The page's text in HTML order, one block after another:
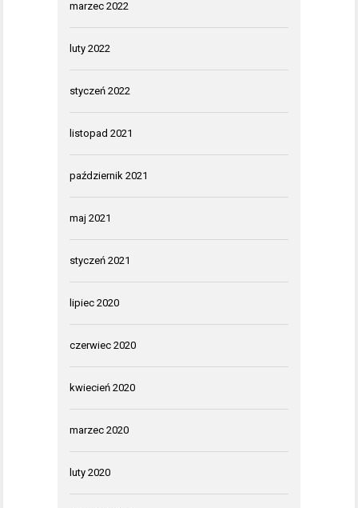
marzec 2022
luty 2022
styczeń 2022
listopad 2021
październik 2021
maj 2021
styczeń 2021
lipiec 2020
czerwiec 2020
kwiecień 2020
marzec 2020
luty 2020